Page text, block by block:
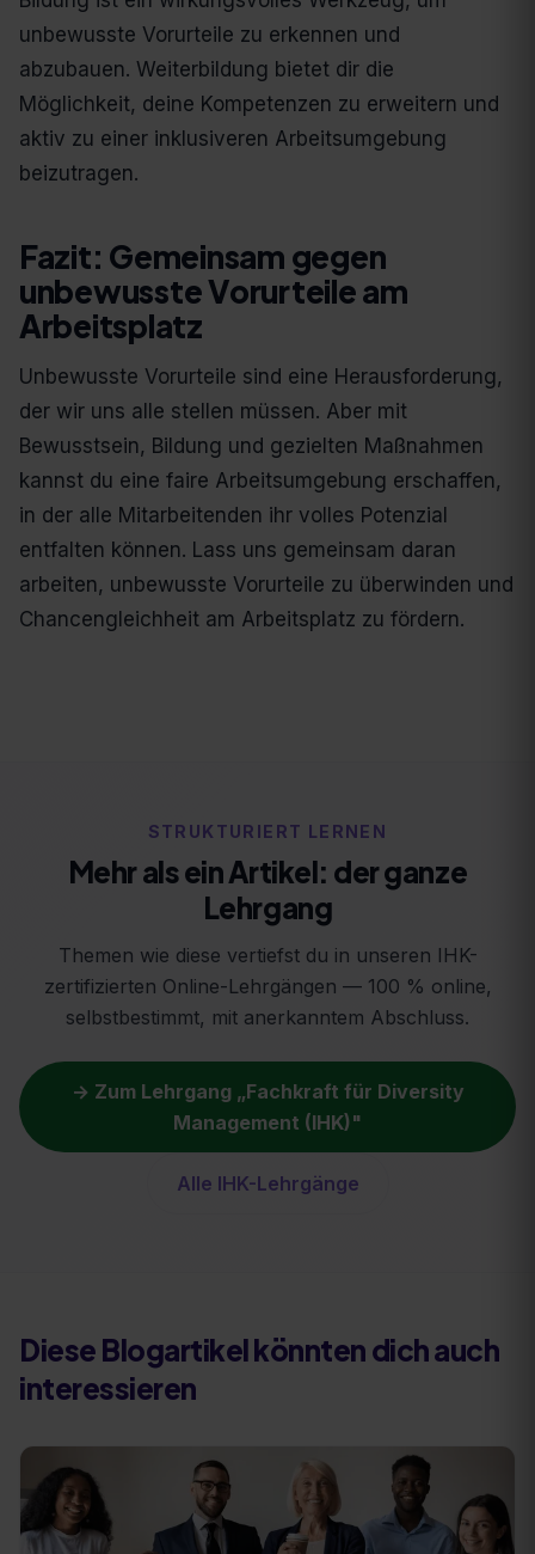
unbewusste Vorurteile zu erkennen und
abzubauen. Weiterbildung bietet dir die
Möglichkeit, deine Kompetenzen zu erweitern und
aktiv zu einer inklusiveren Arbeitsumgebung
beizutragen.
Fazit: Gemeinsam gegen
unbewusste Vorurteile am
Arbeitsplatz
Unbewusste Vorurteile sind eine Herausforderung,
der wir uns alle stellen müssen. Aber mit
Bewusstsein, Bildung und gezielten Maßnahmen
kannst du eine faire Arbeitsumgebung erschaffen,
in der alle Mitarbeitenden ihr volles Potenzial
entfalten können. Lass uns gemeinsam daran
arbeiten, unbewusste Vorurteile zu überwinden und
Chancengleichheit am Arbeitsplatz zu fördern.
STRUKTURIERT LERNEN
Mehr als ein Artikel: der ganze
Lehrgang
Themen wie diese vertiefst du in unseren IHK-
zertifizierten Online-Lehrgängen — 100 % online,
selbstbestimmt, mit anerkanntem Abschluss.
→ Zum Lehrgang „Fachkraft für Diversity
Management (IHK) "
Alle IHK-Lehrgänge
Diese Blogartikel könnten dich auch
interessieren